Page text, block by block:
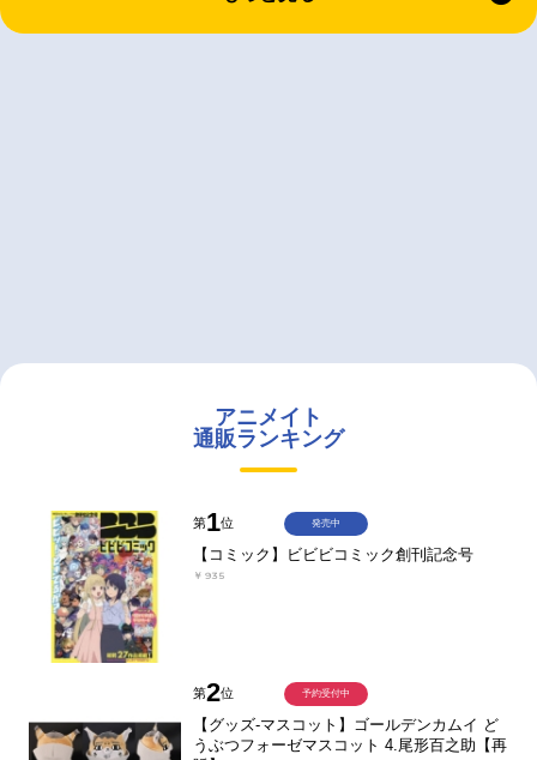
アニメイト
通販ランキング
第1位
【コミック】ビビビコミック創刊記念号
￥935
発売中
第2位
【グッズ-マスコット】ゴールデンカムイ ど
うぶつフォーゼマスコット 4.尾形百之助【再
予約受付中